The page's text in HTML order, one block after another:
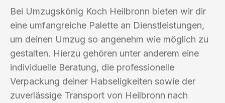
Bei Umzugskönig Koch Heilbronn bieten wir dir
eine umfangreiche Palette an Dienstleistungen,
um deinen Umzug so angenehm wie möglich zu
gestalten. Hierzu gehören unter anderem eine
individuelle Beratung, die professionelle
Verpackung deiner Habseligkeiten sowie der
zuverlässige Transport von Heilbronn nach